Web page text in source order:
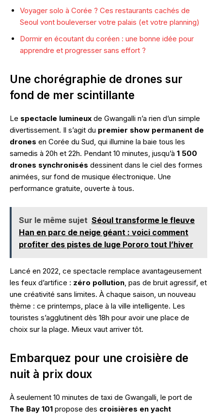
Voyager solo à Corée ? Ces restaurants cachés de
Seoul vont bouleverser votre palais (et votre planning)
Dormir en écoutant du coréen : une bonne idée pour
apprendre et progresser sans effort ?
Une chorégraphie de drones sur
fond de mer scintillante
Le spectacle lumineux de Gwangalli n’a rien d’un simple
divertissement. Il s’agit du premier show permanent de
drones en Corée du Sud, qui illumine la baie tous les
samedis à 20h et 22h. Pendant 10 minutes, jusqu’à 1 500
drones synchronisés dessinent dans le ciel des formes
animées, sur fond de musique électronique. Une
performance gratuite, ouverte à tous.
Sur le même sujet Séoul transforme le fleuve
Han en parc de neige géant : voici comment
profiter des pistes de luge Pororo tout l’hiver
Lancé en 2022, ce spectacle remplace avantageusement
les feux d’artifice : zéro pollution , pas de bruit agressif, et
une créativité sans limites. À chaque saison, un nouveau
thème : ce printemps, place à la ville intelligente. Les
touristes s’agglutinent dès 18h pour avoir une place de
choix sur la plage. Mieux vaut arriver tôt.
Embarquez pour une croisière de
nuit à prix doux
À seulement 10 minutes de taxi de Gwangalli, le port de
The Bay 101 propose des croisières en yacht